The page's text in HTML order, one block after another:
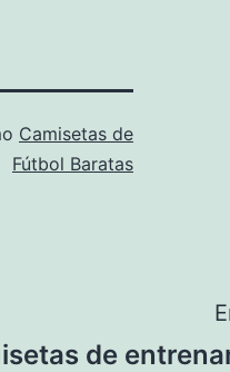
Camisetas de
Fútbol Baratas
de